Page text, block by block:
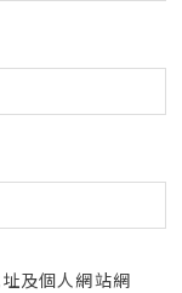
及個人網站網